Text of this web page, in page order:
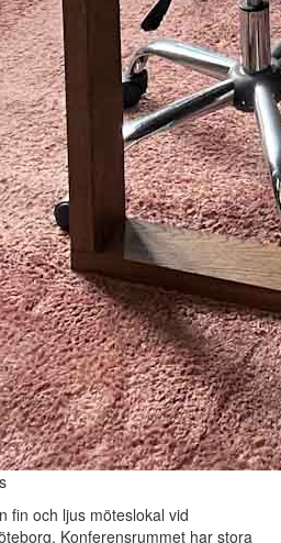
fin och ljus möteslokal vid
Konferensrummet har stora